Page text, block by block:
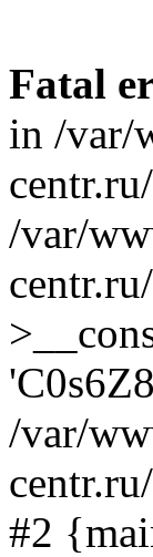
Fatal
in /var/
/var/
/var/
#2